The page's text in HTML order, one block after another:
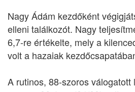
Nagy Ádám kezdőként
elleni találkozót. Nagy
6,7-re értékelte, mely a
volt a hazaiak
A rutinos, 88-szoros válogatott